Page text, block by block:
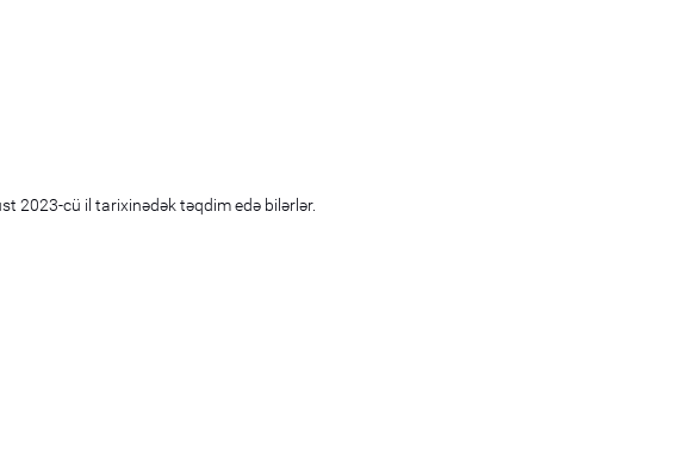
2023-cü il tarixinədək təqdim edə bilərlər.